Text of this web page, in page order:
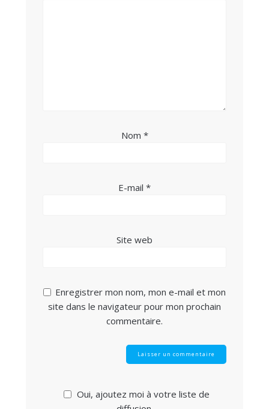
Nom *
E-mail *
Site web
Enregistrer mon nom, mon e-mail et mon
site dans le navigateur pour mon prochain
commentaire.
Oui, ajoutez moi à votre liste de